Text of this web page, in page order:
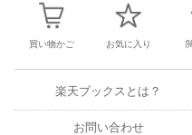
買い物かご お気に入り
楽天ブックスとは？
お問い合わせ